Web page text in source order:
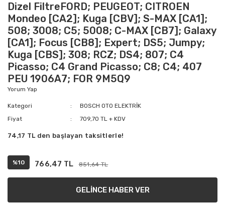
Dizel FiltreFORD; PEUGEOT; CITROEN
Mondeo [CA2]; Kuga [CBV]; S-MAX [CA1];
508; 3008; C5; 5008; C-MAX [CB7]; Galaxy
[CA1]; Focus [CB8]; Expert; DS5; Jumpy;
Kuga [CBS]; 308; RCZ; DS4; 807; C4
Picasso; C4 Grand Picasso; C8; C4; 407
PEU 1906A7; FOR 9M5Q9
Yorum Yap
Kategori
BOSCH OTO ELEKTRİK
Fiyat
709,70 TL + KDV
74,17 TL den başlayan taksitlerle!
%10 766,47 TL 851,64 TL
GELİNCE HABER VER